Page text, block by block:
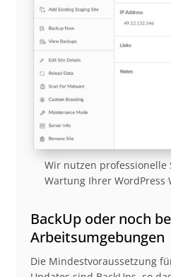
Wir nutzen professionelle
Wartung Ihrer WordPress
BackUp oder noch
Arbeitsumgebungen
Die Mindestvoraussetzung